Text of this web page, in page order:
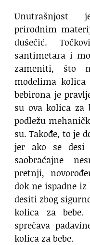
Unutrašnjost
prirodnim
dušečić.
santimetara i
zameniti, što
modelima kolica
bebirona je
su ova kolica za
podležu
su. Takođe, to je
jer ako se desi
saobraćajne
pretnji,
dok ne ispadne iz
desiti zbog
kolica za bebe.
sprečava
kolica za bebe.